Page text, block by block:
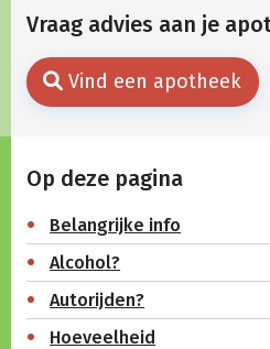
Vraag advies aan je
Vind een apotheek
Op deze pagina
Belangrijke info
Alcohol?
Autorijden?
Hoeveelheid